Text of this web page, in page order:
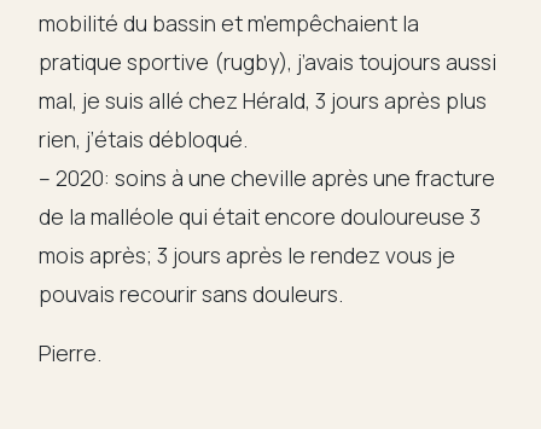
mobilité du bassin et m’empêchaient la
pratique sportive (rugby), j’avais toujours aussi
mal, je suis allé chez Hérald, 3 jours après plus
rien, j’étais débloqué.
– 2020: soins à une cheville après une fracture
de la malléole qui était encore douloureuse 3
mois après; 3 jours après le rendez vous je
pouvais recourir sans douleurs.
Pierre.